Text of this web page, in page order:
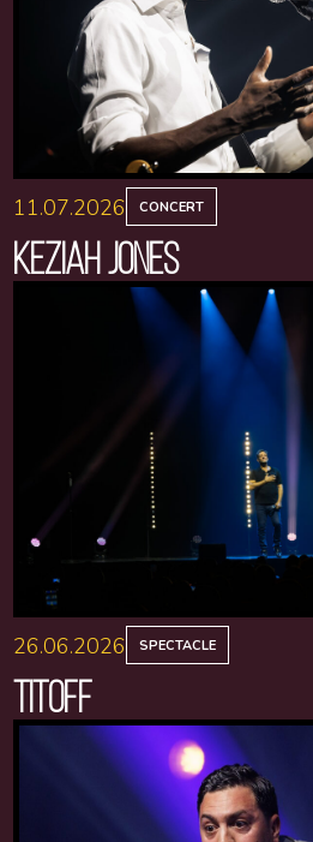
11.07.2026 CONCERT
KEZIAH JONES
26.06.2026 SPECTACLE
TITOFF